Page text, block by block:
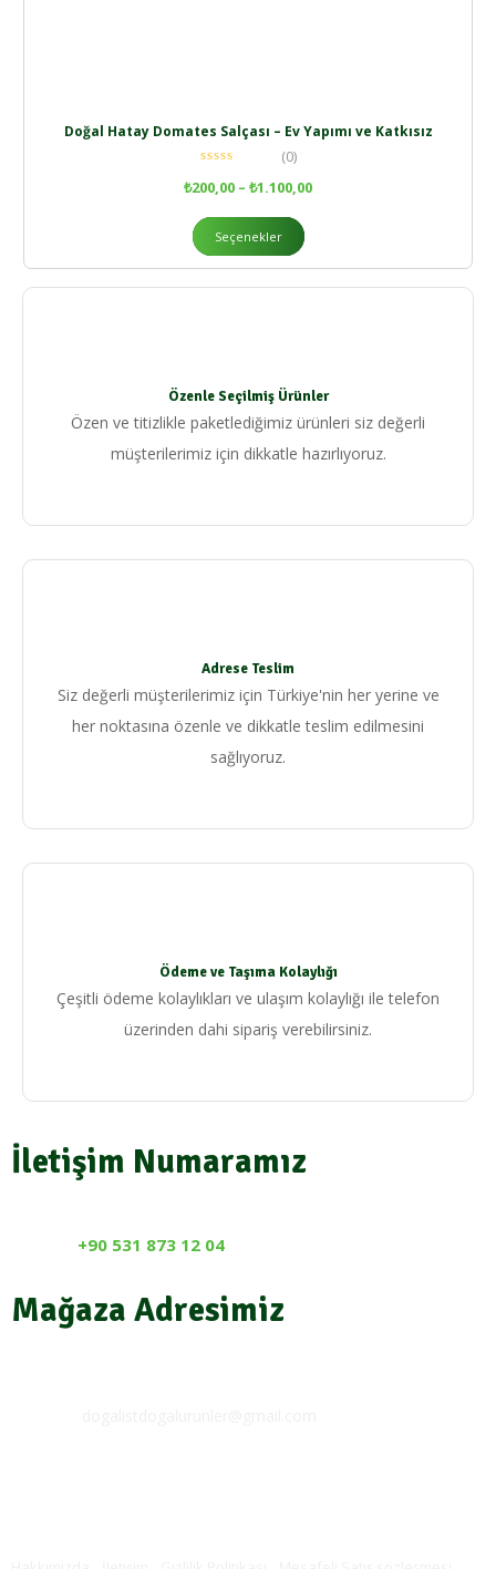
Doğal Hatay Domates Salçası – Ev Yapımı ve Katkısız
(0)
₺200,00 – ₺1.100,00
Seçenekler
Özenle Seçilmiş Ürünler
Özen ve titizlikle paketlediğimiz ürünleri siz değerli
müşterilerimiz için dikkatle hazırlıyoruz.
Adrese Teslim
Siz değerli müşterilerimiz için Türkiye'nin her yerine ve
her noktasına özenle ve dikkatle teslim edilmesini
sağlıyoruz.
Ödeme ve Taşıma Kolaylığı
Çeşitli ödeme kolaylıkları ve ulaşım kolaylığı ile telefon
üzerinden dahi sipariş verebilirsiniz.
İletişim Numaramız
+90 531 873 12 04
Mağaza Adresimiz